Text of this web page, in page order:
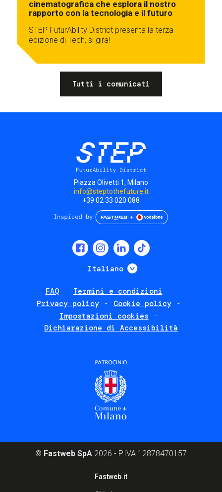
cinematografica che esplora il nostro
rapporto con la tecnologia e il futuro
STEP FuturAbility District presenta la terza
edizione di Tech, si gira!
Tutti i comunicati
Piazza Olivetti 1, Milano
info@steptothefuture.it
+39 02 33 020 088
Italiano Mostra ulteriori
FAQ
Termini e condizioni
Privacy policy
Cookie policy
Impostazioni cookies
Dichiarazione di Accessibilità
© Fastweb SpA 2026 - P.IVA 12878470157
Fastweb.it